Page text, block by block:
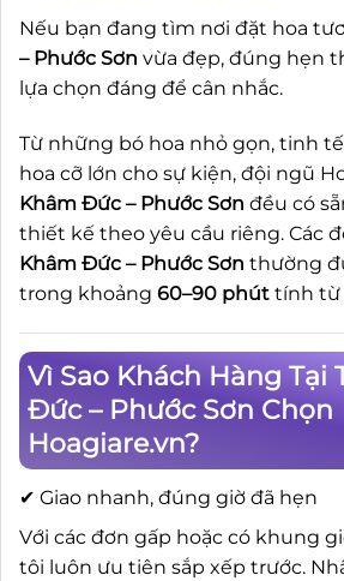
Nếu bạn đang tìm nơi đặt hoa
– Phước Sơn vừa đẹp, đúng hẹn
lựa chọn đáng để cân nhắc.
Từ những bó hoa nhỏ gọn, tinh
hoa cỡ lớn cho sự kiện, đội ngũ
Khâm Đức – Phước Sơn đều có
thiết kế theo yêu cầu riêng. Các
Khâm Đức – Phước Sơn thường
trong khoảng 60–90 phút tính từ
Vì Sao Khách Hàng Tại
Đức – Phước Sơn Chọn
Hoagiare.vn?
✔ Giao nhanh, đúng giờ đã hẹn
Với các đơn gấp hoặc có khung
tôi luôn ưu tiên sắp xếp trước.